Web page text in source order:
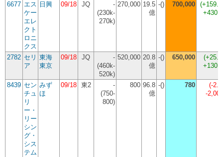
6677 エス
ケー
エレ
クト
ロニ
クス
日興 09/18 JQ
-
(230k-
270k)
270,000 19.5
億
-() 700,000 (
2782 セリ
ア
東海
東京
09/18 JQ
-
(460k-
520k)
520,000 20.8
億
-() 650,000 (
8439 セン
チュ
リ
ー・
リー
シン
グ・
シス
テム
みず
ほ
09/18 東2
-
(750-
800)
800 96.8
億
-() 780 (-
-